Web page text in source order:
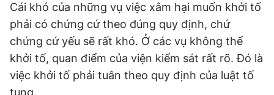
Cái khó của những vụ việc xâm hại muốn khởi tố
phải có chứng cứ theo đúng quy định, chứ
chứng cứ yếu sẽ rất khó. Ở các vụ không thể
khởi tố, quan điểm của viện kiểm sát rất rõ. Đó là
việc khởi tố phải tuân theo quy định của luật tố
tụng.